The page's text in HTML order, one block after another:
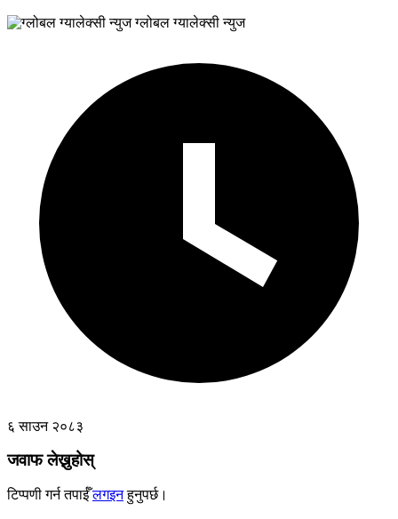
ग्लोबल ग्यालेक्सी न्युज
६ साउन २०८३
जवाफ लेख्नुहोस्
टिप्पणी गर्न तपाईँलगइनहुनुपर्छ।